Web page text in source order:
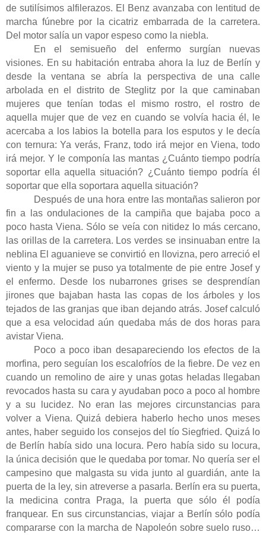
de sutilísimos alfilerazos. El Benz avanzaba con lentitud de
marcha fúnebre por la cicatriz embarrada de la carretera.
Del motor salía un vapor espeso como la niebla.
En el semisueño del enfermo surgían nuevas
visiones. En su habitación entraba ahora la luz de Berlín y
desde la ventana se abría la perspectiva de una calle
arbolada en el distrito de Steglitz por la que caminaban
mujeres que tenían todas el mismo rostro, el rostro de
aquella mujer que de vez en cuando se volvía hacia él, le
acercaba a los labios la botella para los esputos y le decía
con ternura: Ya verás, Franz, todo irá mejor en Viena, todo
irá mejor. Y le componía las mantas ¿Cuánto tiempo podría
soportar ella aquella situación? ¿Cuánto tiempo podría él
soportar que ella soportara aquella situación?
Después de una hora entre las montañas salieron por
fin a las ondulaciones de la campiña que bajaba poco a
poco hasta Viena. Sólo se veía con nitidez lo más cercano,
las orillas de la carretera. Los verdes se insinuaban entre la
neblina El aguanieve se convirtió en llovizna, pero arreció el
viento y la mujer se puso ya totalmente de pie entre Josef y
el enfermo. Desde los nubarrones grises se desprendían
jirones que bajaban hasta las copas de los árboles y los
tejados de las granjas que iban dejando atrás. Josef calculó
que a esa velocidad aún quedaba más de dos horas para
avistar Viena.
Poco a poco iban desapareciendo los efectos de la
morfina, pero seguían los escalofríos de la fiebre. De vez en
cuando un remolino de aire y unas gotas heladas llegaban
revocados hasta su cara y ayudaban poco a poco al hombre
y a su lucidez. No eran las mejores circunstancias para
volver a Viena. Quizá debiera haberlo hecho unos meses
antes, haber seguido los consejos del tío Siegfried. Quizá lo
de Berlín había sido una locura. Pero había sido su locura,
la única decisión que le quedaba por tomar. No quería ser el
campesino que malgasta su vida junto al guardián, ante la
puerta de la ley, sin atreverse a pasarla. Berlín era su puerta,
la medicina contra Praga, la puerta que sólo él podía
franquear. En sus circunstancias, viajar a Berlín sólo podía
compararse con la marcha de Napoleón sobre suelo ruso…